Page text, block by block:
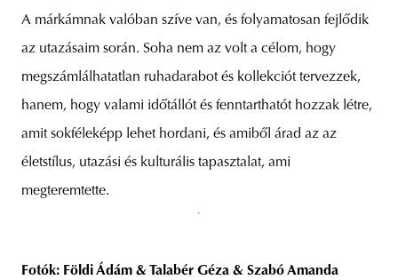
A márkámnak valóban szíve van, és folyamatosan fejlődik
az utazásaim során. Soha nem az volt a célom, hogy
megszámlálhatatlan ruhadarabot és kollekciót tervezzek,
hanem, hogy valami időtállót és fenntarthatót hozzak létre,
amit sokféleképp lehet hordani, és amiből árad az az
életstílus, utazási és kulturális tapasztalat, ami
megteremtette.
Fotók: Földi Ádám & Talabér Géza & Szabó Amanda